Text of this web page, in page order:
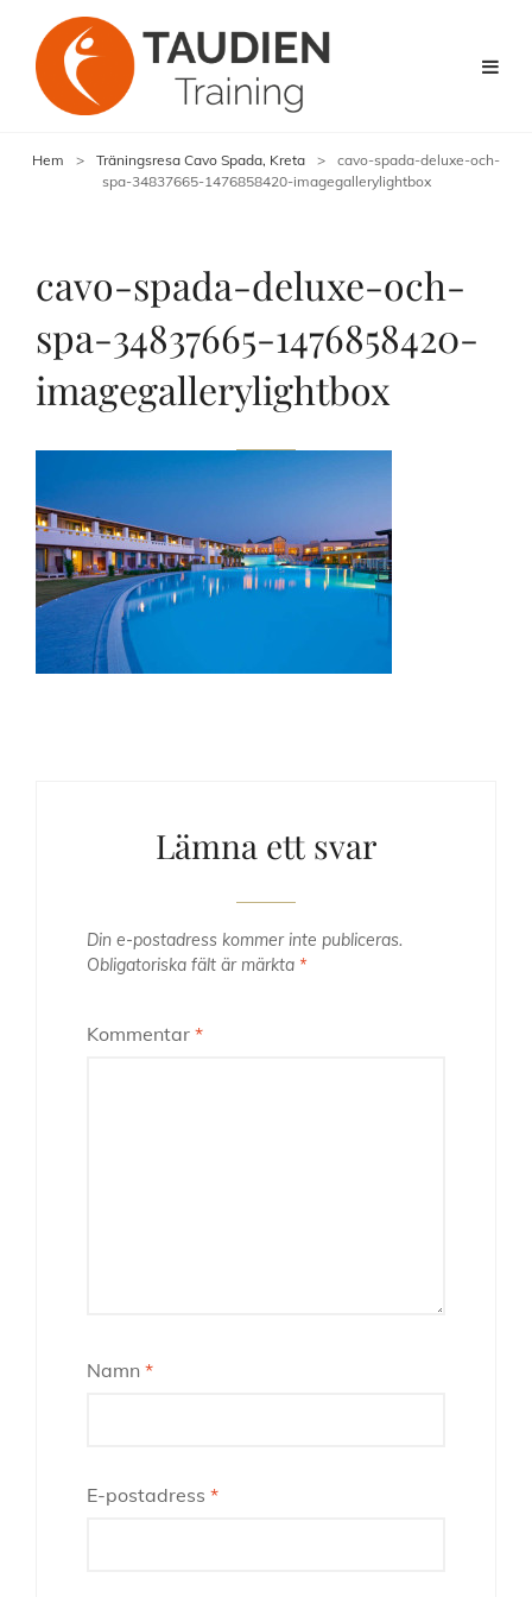
Hem > Träningsresa Cavo Spada, Kreta >
cavo-spada-deluxe-och-
spa-34837665-1476858420-imagegallerylightbox
cavo-spada-deluxe-och-
spa-34837665-1476858420-
imagegallerylightbox
Lämna ett svar
Din e-postadress kommer inte publiceras.
Obligatoriska fält är märkta *
Kommentar *
Namn *
E-postadress *